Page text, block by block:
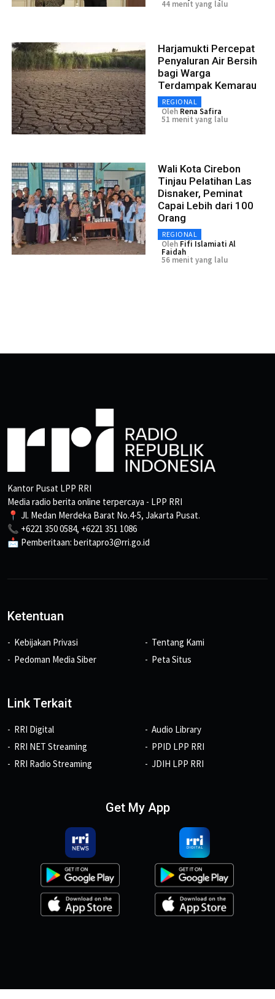
44 menit yang lalu
Harjamukti Percepat
Penyaluran Air Bersih
bagi Warga
Terdampak Kemarau
REGIONAL
Oleh Rena Safira
51 menit yang lalu
Wali Kota Cirebon
Tinjau Pelatihan Las
Disnaker, Peminat
Capai Lebih dari 100
Orang
REGIONAL
Oleh Fifi Islamiati Al
Faidah
56 menit yang lalu
Kantor Pusat LPP RRI
Media radio berita online terpercaya - LPP RRI
📍 Jl. Medan Merdeka Barat No.4-5, Jakarta Pusat.
📞 +6221 350 0584, +6221 351 1086
📩 Pemberitaan: beritapro3@rri.go.id
Ketentuan
Kebijakan Privasi
Pedoman Media Siber
Tentang Kami
Peta Situs
Link Terkait
RRI Digital
RRI NET Streaming
RRI Radio Streaming
Audio Library
PPID LPP RRI
JDIH LPP RRI
Get My App